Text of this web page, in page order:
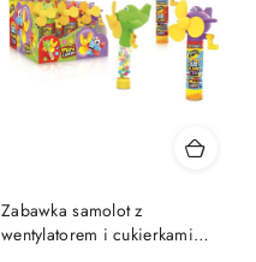
Zabawka samolot z
wentylatorem i cukierkami